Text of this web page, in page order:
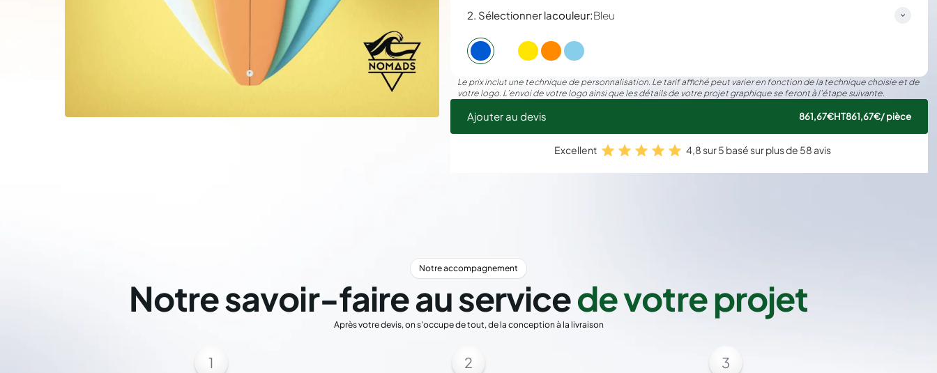
2. Sélectionner lacouleur:Bleu
Le prix inclut une technique de personnalisation. Le tarif affiché peut varier en fonction de la technique choisie et de
votre logo. L’envoi de votre logo ainsi que les détails de votre projet graphique se feront à l’étape suivante.
Ajouter au devis 861,67€HT861,67€/ pièce
Excellent 4,8 sur 5 basé sur plus de 58 avis
Notre accompagnement
Notre savoir-faire au servicede votre projet
Après votre devis, on s'occupe de tout, de la conception à la livraison
1 2 3